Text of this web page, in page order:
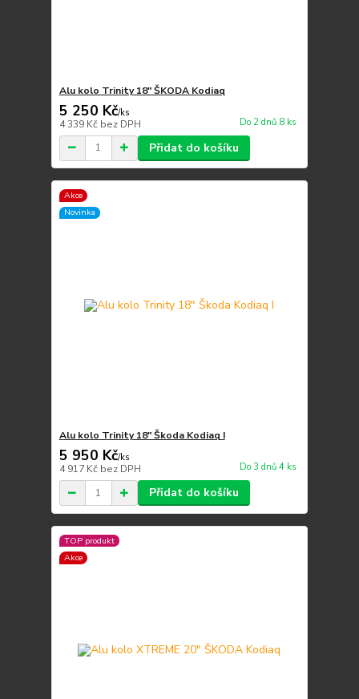
Alu kolo Trinity 18" ŠKODA Kodiaq
5 250 Kč/ks
4 339 Kč bez DPH Do 2 dnů 8 ks
Přidat do košíku
Akce
Novinka
Alu kolo Trinity 18" Škoda Kodiaq I
5 950 Kč/ks
4 917 Kč bez DPH Do 3 dnů 4 ks
Přidat do košíku
TOP produkt
Akce